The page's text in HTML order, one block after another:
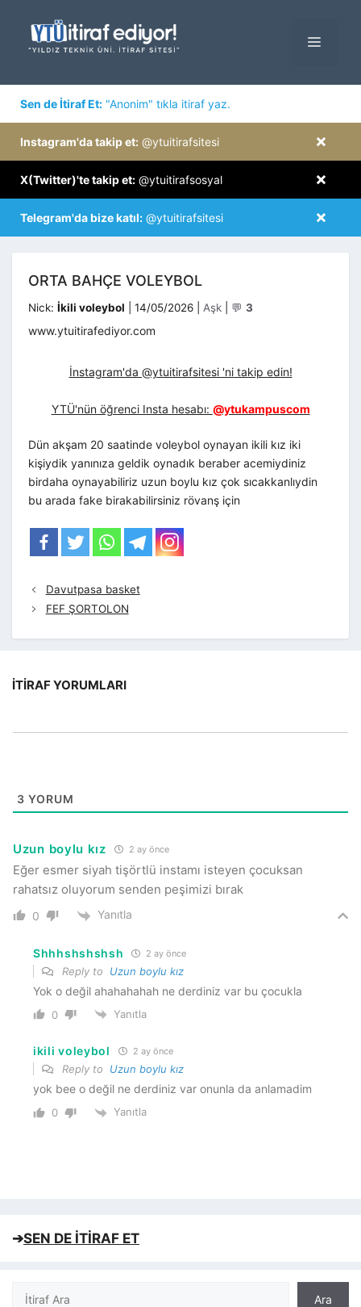
MENÜ
Sen de İtiraf Et: "Anonim" tıkla itiraf yaz.
×
Instagram'da takip et: @ytuitirafsitesi
×
X(Twitter)'te takip et: @ytuitirafsosyal
×
Telegram'da bize katıl: @ytuitirafsitesi
ORTA BAHÇE VOLEYBOL
Nick: İkili voleybol 14/05/2026 Kategoriler
Aşk 💬 3
www.ytuitirafediyor.com
İnstagram'da @ytuitirafsitesi 'ni takip edin!
YTÜ'nün öğrenci Insta hesabı: @ytukampuscom
Dün akşam 20 saatinde voleybol oynayan ikili kız iki
kişiydik yanınıza geldik oynadık beraber acemiydiniz
birdaha oynayabiliriz uzun boylu kız çok sıcakkanlıydin
bu arada fake birakabilirsiniz rövanş için
Davutpasa basket
FEF ŞORTOLON
İTIRAF YORUMLARI
3 YORUM
Uzun boylu kız 2 ay önce
Eğer esmer siyah tişörtlü instamı isteyen çocuksan
rahatsız oluyorum senden peşimizi bırak
0 Yanıtla
Shhhshshshsh 2 ay önce
Reply to Uzun boylu kız
Yok o değil ahahahahah ne derdiniz var bu çocukla
0 Yanıtla
ikili voleybol 2 ay önce
Reply to Uzun boylu kız
yok bee o değil ne derdiniz var onunla da anlamadim
0 Yanıtla
➔SEN DE İTİRAF ET
Ara
Ara